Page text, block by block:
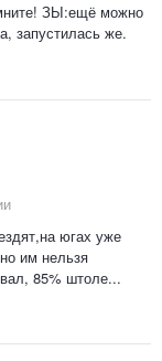
ЗЫ:ещё можно
запустилась же.
югах уже
им нельзя
85% штоле...